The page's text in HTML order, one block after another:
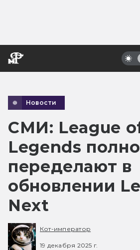
Новости
СМИ: League
Legends
переделают в
обновлении
Next
Кот-император
19 декабря 2025 г.